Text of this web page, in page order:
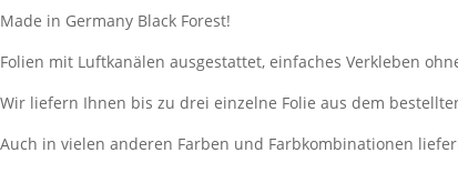
Made in Germany Black Forest!
Folien mit Luftkanälen ausgestattet, einfaches Verkleben
Wir liefern Ihnen bis zu drei einzelne Folie aus dem
Auch in vielen anderen Farben und Farbkombinationen